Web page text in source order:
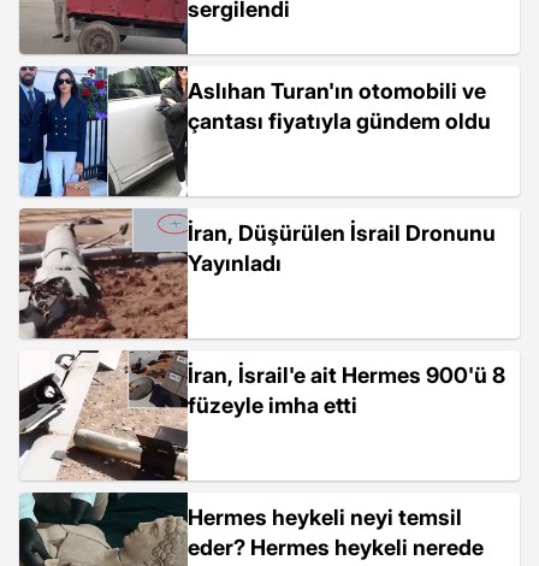
sergilendi
Aslıhan Turan'ın otomobili ve
çantası fiyatıyla gündem oldu
İran, Düşürülen İsrail Dronunu
Yayınladı
İran, İsrail'e ait Hermes 900'ü 8
füzeyle imha etti
Hermes heykeli neyi temsil
eder? Hermes heykeli nerede